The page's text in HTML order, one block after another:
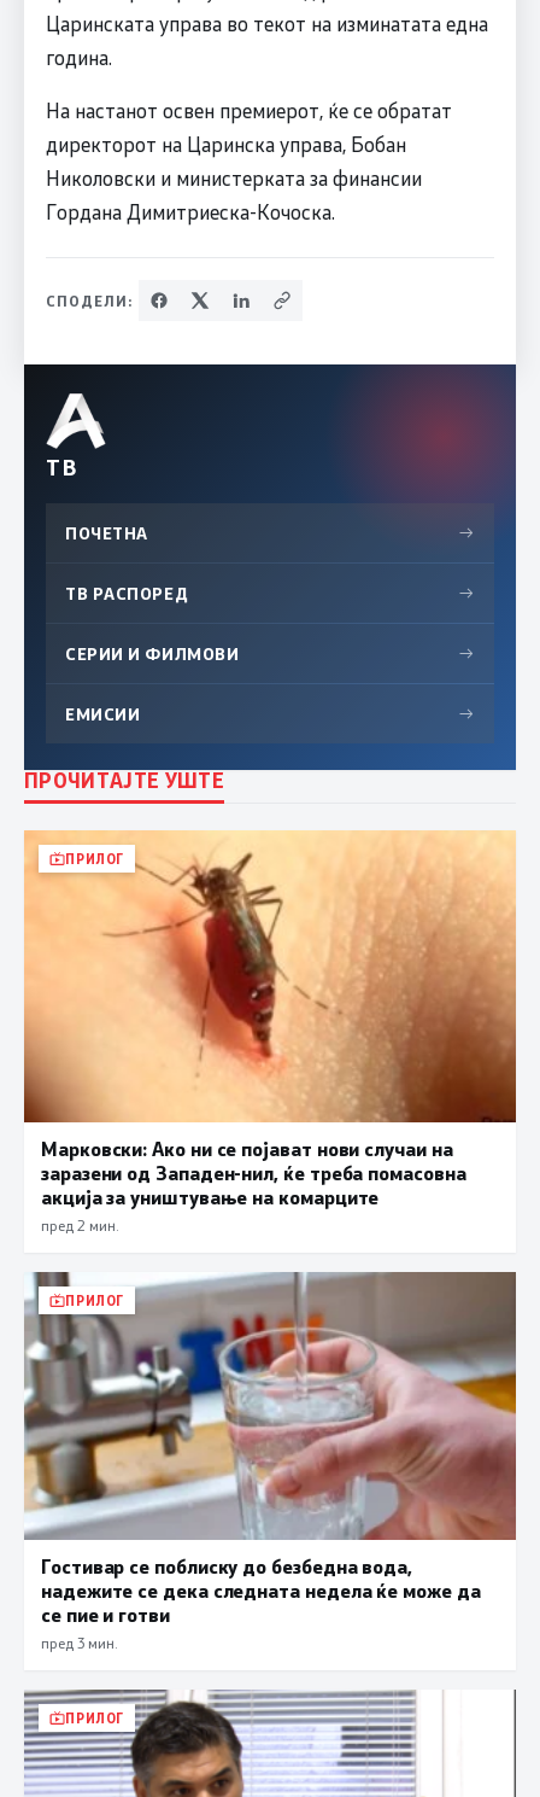
Царинската управа во текот на изминатата една
година.
На настанот освен премиерот, ќе се обратат
директорот на Царинска управа, Бобан
Николовски и министерката за финансии
Гордана Димитриеска-Кочоска.
СПОДЕЛИ:
ТВ
ПОЧЕТНА →
ТВ РАСПОРЕД →
СЕРИИ И ФИЛМОВИ →
ЕМИСИИ →
ПРОЧИТАЈТЕ УШТЕ
ПРИЛОГ
Марковски: Ако ни се појават нови случаи на
заразени од Западен-нил, ќе треба помасовна
акција за уништување на комарците
пред 2 мин.
ПРИЛОГ
Гостивар се поблиску до безбедна вода,
надежите се дека следната недела ќе може да
се пие и готви
пред 3 мин.
ПРИЛОГ